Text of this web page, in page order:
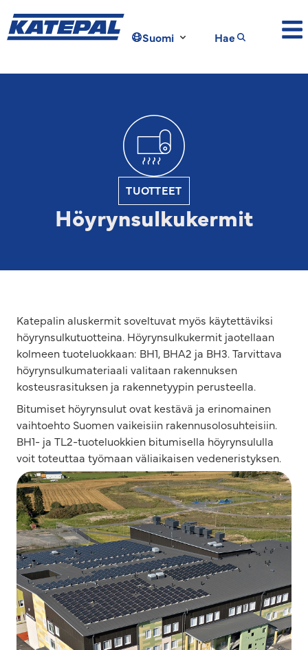
Suomi Hae
TUOTTEET
Höyrynsulkukermit
Katepalin aluskermit soveltuvat myös käytettäviksi
höyrynsulkutuotteina. Höyrynsulkukermit jaotellaan
kolmeen tuoteluokkaan: BH1, BHA2 ja BH3. Tarvittava
höyrynsulkumateriaali valitaan rakennuksen
kosteusrasituksen ja rakennetyypin perusteella.
Bitumiset höyrynsulut ovat kestävä ja erinomainen
vaihtoehto Suomen vaikeisiin rakennusolosuhteisiin.
BH1- ja TL2-tuoteluokkien bitumisella höyrynsululla
voit toteuttaa työmaan väliaikaisen vedeneristyksen.